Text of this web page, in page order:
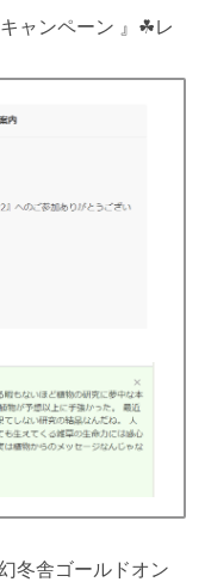
ャンペーン 』☘レ
冬舎ゴールドオン